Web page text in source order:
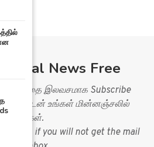
News Free
இலவசமாக Subscribe
உங்கள் மின்னஞ்சலில்
பெறுங்கள்.
folder, if you will not get the mail